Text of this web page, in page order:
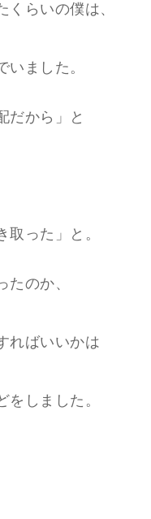
らいの僕は、
いました。
だから」と
った」と。
のか、
ればいいかは
しました。